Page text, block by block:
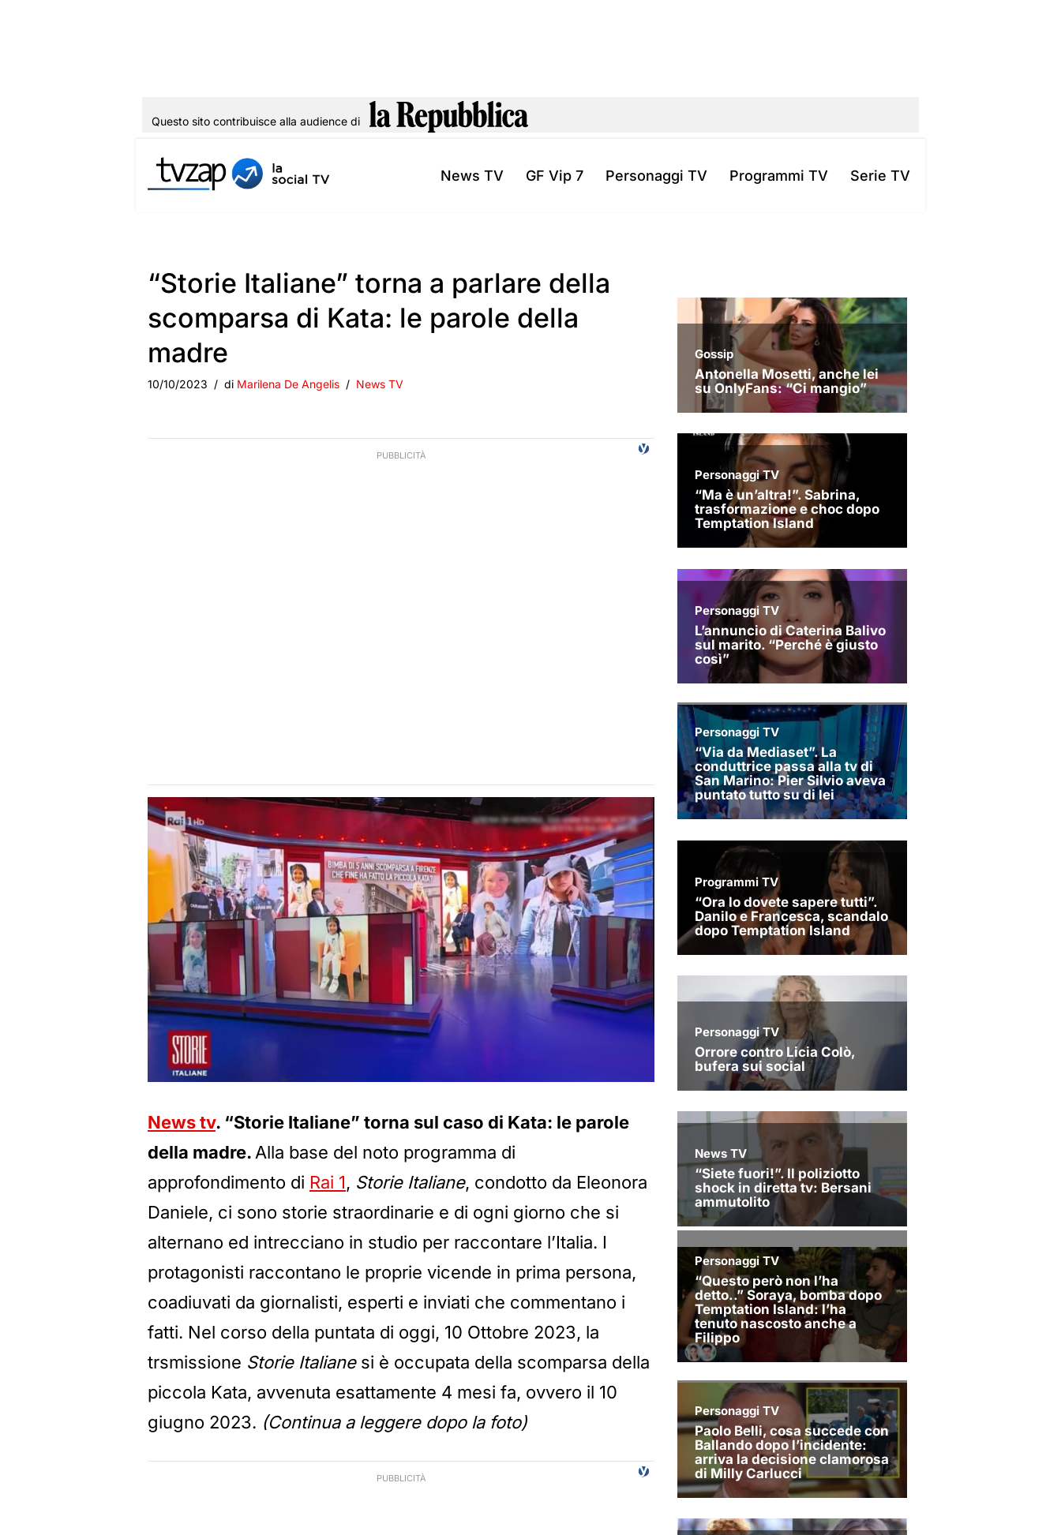
al
Questo sito contribuisce alla audience di
News TV GF Vip 7 Personaggi TV Programmi TV Serie TV
“Storie Italiane” torna a parlare della
scomparsa di Kata: le parole della
madre
10/10/2023 di Marilena De Angelis News TV
News tv. “Storie Italiane” torna sul caso di Kata: le parole
della madre.Alla base del noto programma di
approfondimento di Rai 1, Storie Italiane, condotto da Eleonora
Daniele, ci sono storie straordinarie e di ogni giorno che si
alternano ed intrecciano in studio per raccontare l’Italia. I
protagonisti raccontano le proprie vicende in prima persona,
coadiuvati da giornalisti, esperti e inviati che commentano i
fatti. Nel corso della puntata di oggi, 10 Ottobre 2023, la
trsmissione Storie Italiane si è occupata della scomparsa della
piccola Kata, avvenuta esattamente 4 mesi fa, ovvero il 10
giugno 2023. (Continua a leggere dopo la foto)